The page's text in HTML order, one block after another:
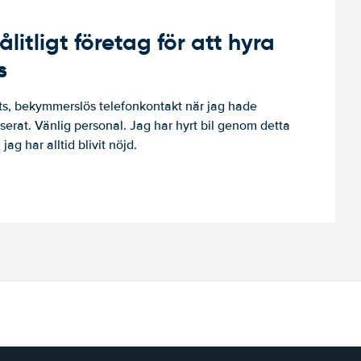
företag för att hyra
bekymmerslös telefonkontakt när jag hade
Vänlig personal. Jag har hyrt bil genom detta
har alltid blivit nöjd.